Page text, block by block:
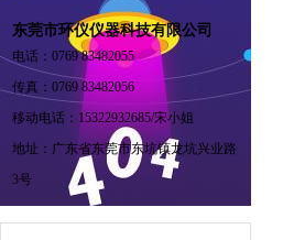
东莞市环仪仪器科技有限公司
电话：0769 83482055
传真：0769 83482056
移动电话：15322932685/宋小姐
地址：广东省东莞市东坑镇龙坑兴业路
3号